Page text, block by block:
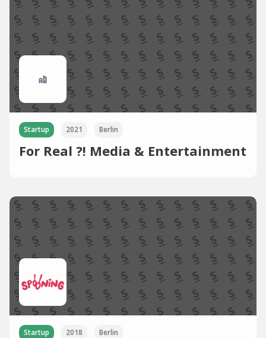
Startup 2021 Berlin
For Real ?! Media & Entertainment
Startup 2018 Berlin